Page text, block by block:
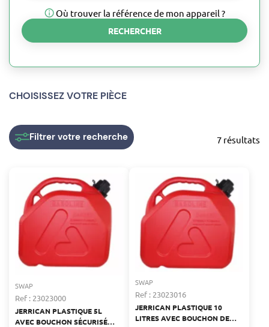
Où trouver la référence de mon appareil ?
RECHERCHER
CHOISISSEZ VOTRE PIÈCE
7 résultats
Filtrer votre recherche
SWAP
Ref : 23023000
JERRICAN PLASTIQUE 5L
AVEC BOUCHON SÉCURISÉ
SWAP
Ref : 23023016
JERRICAN PLASTIQUE 10
LITRES AVEC BOUCHON DE